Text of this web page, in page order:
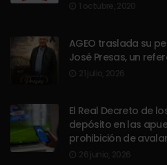
AGEO traslada su
José Presas, un
El Real Decreto de
depósito en las
prohibición de